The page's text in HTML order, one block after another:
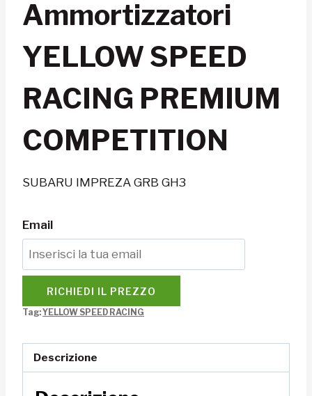
Ammortizzatori
YELLOW SPEED
RACING PREMIUM
COMPETITION
SUBARU IMPREZA GRB GH3
Email
RICHIEDI IL PREZZO
Tag:YELLOW SPEED RACING
Descrizione